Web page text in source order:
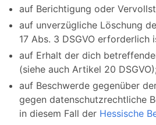
auf Berichtigung oder
auf unverzügliche Löschung
17 Abs. 3 DSGVO erforderlich
auf Erhalt der dich
(siehe auch Artikel 20
auf Beschwerde gegenüber
gegen datenschutzrechtliche
in diesem Fall der Hessische